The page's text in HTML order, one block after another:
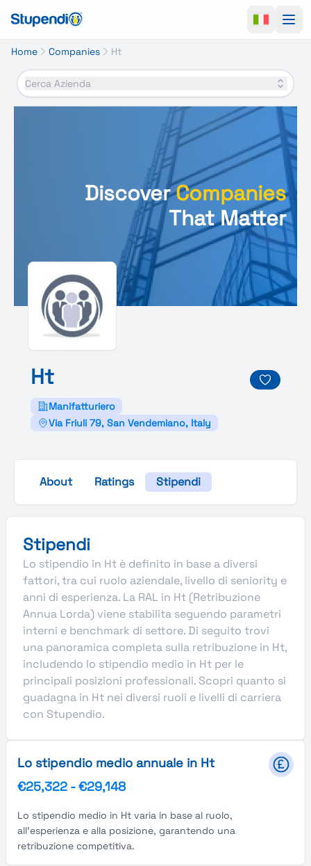
Home Companies Ht
Cerca Azienda
DiscoverCompanies
That Matter
Ht
Manifatturiero
Via Friuli 79, San Vendemiano, Italy
About Ratings Stipendi
Stipendi
Lo stipendio in Ht è definito in base a diversi
fattori, tra cui ruolo aziendale, livello di seniority e
anni di esperienza. La RAL in Ht (Retribuzione
Annua Lorda) viene stabilita seguendo parametri
interni e benchmark di settore. Di seguito trovi
una panoramica completa sulla retribuzione in Ht,
includendo lo stipendio medio in Ht per le
principali posizioni professionali. Scopri quanto si
guadagna in Ht nei diversi ruoli e livelli di carriera
con Stupendio.
Lo stipendio medio annuale in Ht
€25,322 -€29,148
Lo stipendio medio in Ht varia in base al ruolo,
all'esperienza e alla posizione, garantendo una
retribuzione competitiva.